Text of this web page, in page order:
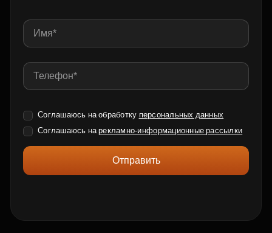
Соглашаюсь на обработку персональных данных
Соглашаюсь нарекламно-информационные рассылки
Отправить